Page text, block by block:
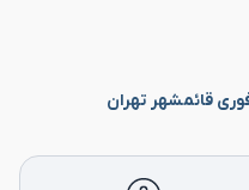
قائمشهر تهران